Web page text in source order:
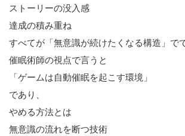
ストーリーの没入感
達成の積み重ね
すべてが「無意識が続けたくなる構造」で
催眠術師の視点で言うと
「ゲームは自動催眠を起こす環境」
であり、
やめる方法とは
無意識の流れを断つ技術